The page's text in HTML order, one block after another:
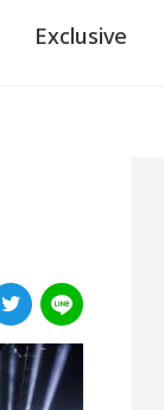
Exclusive